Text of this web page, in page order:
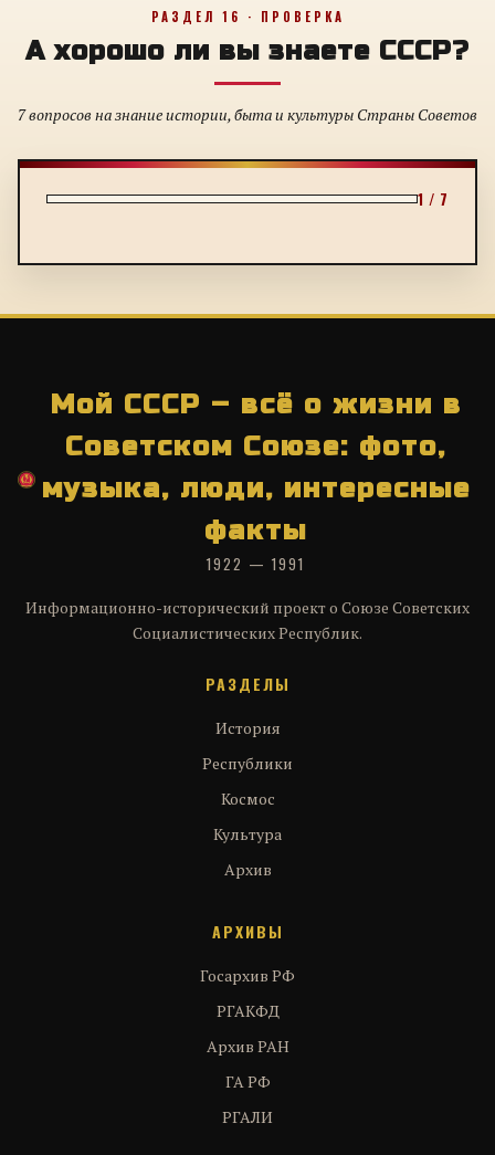
РАЗДЕЛ 16 · ПРОВЕРКА
А хорошо ли вы знаете СССР?
7 вопросов на знание истории, быта и культуры Страны Советов
1 / 7
Мой СССР – всё о жизни в
Советском Союзе: фото,
музыка, люди, интересные
факты
1922 — 1991
Информационно-исторический проект о Союзе Советских
Социалистических Республик.
РАЗДЕЛЫ
История
Республики
Космос
Культура
Архив
АРХИВЫ
Госархив РФ
РГАКФД
Архив РАН
ГА РФ
РГАЛИ